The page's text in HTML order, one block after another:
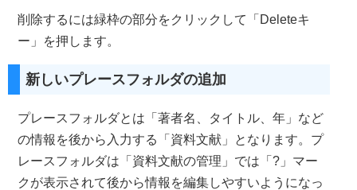
削除するには緑枠の部分をクリックして「Deleteキ
ー」を押します。
新しいプレースフォルダの追加
プレースフォルダとは「著者名、タイトル、年」など
の情報を後から入力する「資料文献」となります。プ
レースフォルダは「資料文献の管理」では「?」マー
クが表示されて後から情報を編集しやすいようになっ